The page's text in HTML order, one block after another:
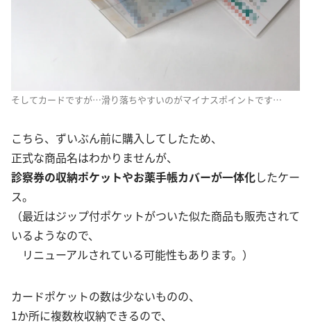
そしてカードですが…滑り落ちやすいのがマイナスポイントです…
こちら、ずいぶん前に購入してしたため、
正式な商品名はわかりませんが、
診察券の収納ポケットやお薬手帳カバーが一体化したケー
ス。
（最近はジップ付ポケットがついた似た商品も販売されて
いるようなので、
リニューアルされている可能性もあります。）
カードポケットの数は少ないものの、
1か所に複数枚収納できるので、